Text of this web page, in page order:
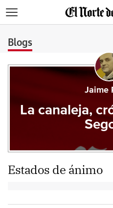
Blogs
Jaime
La canaleja,
Estados de ánimo